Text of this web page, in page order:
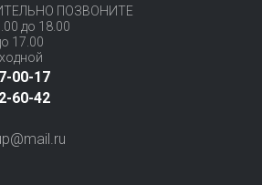
ПОЗВОНИТЕ
до 18.00
17.00
00-17
60-42